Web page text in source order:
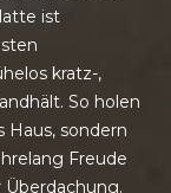
ist
kratz-,
So holen
Haus, sondern
Freude